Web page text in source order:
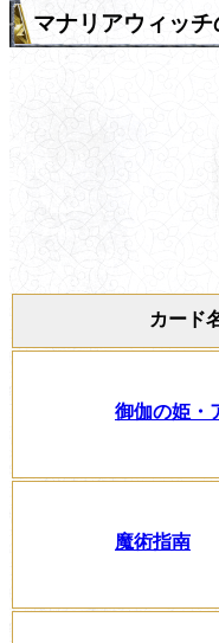
マナリアウィッ
カード
御伽の姫・
魔術指南